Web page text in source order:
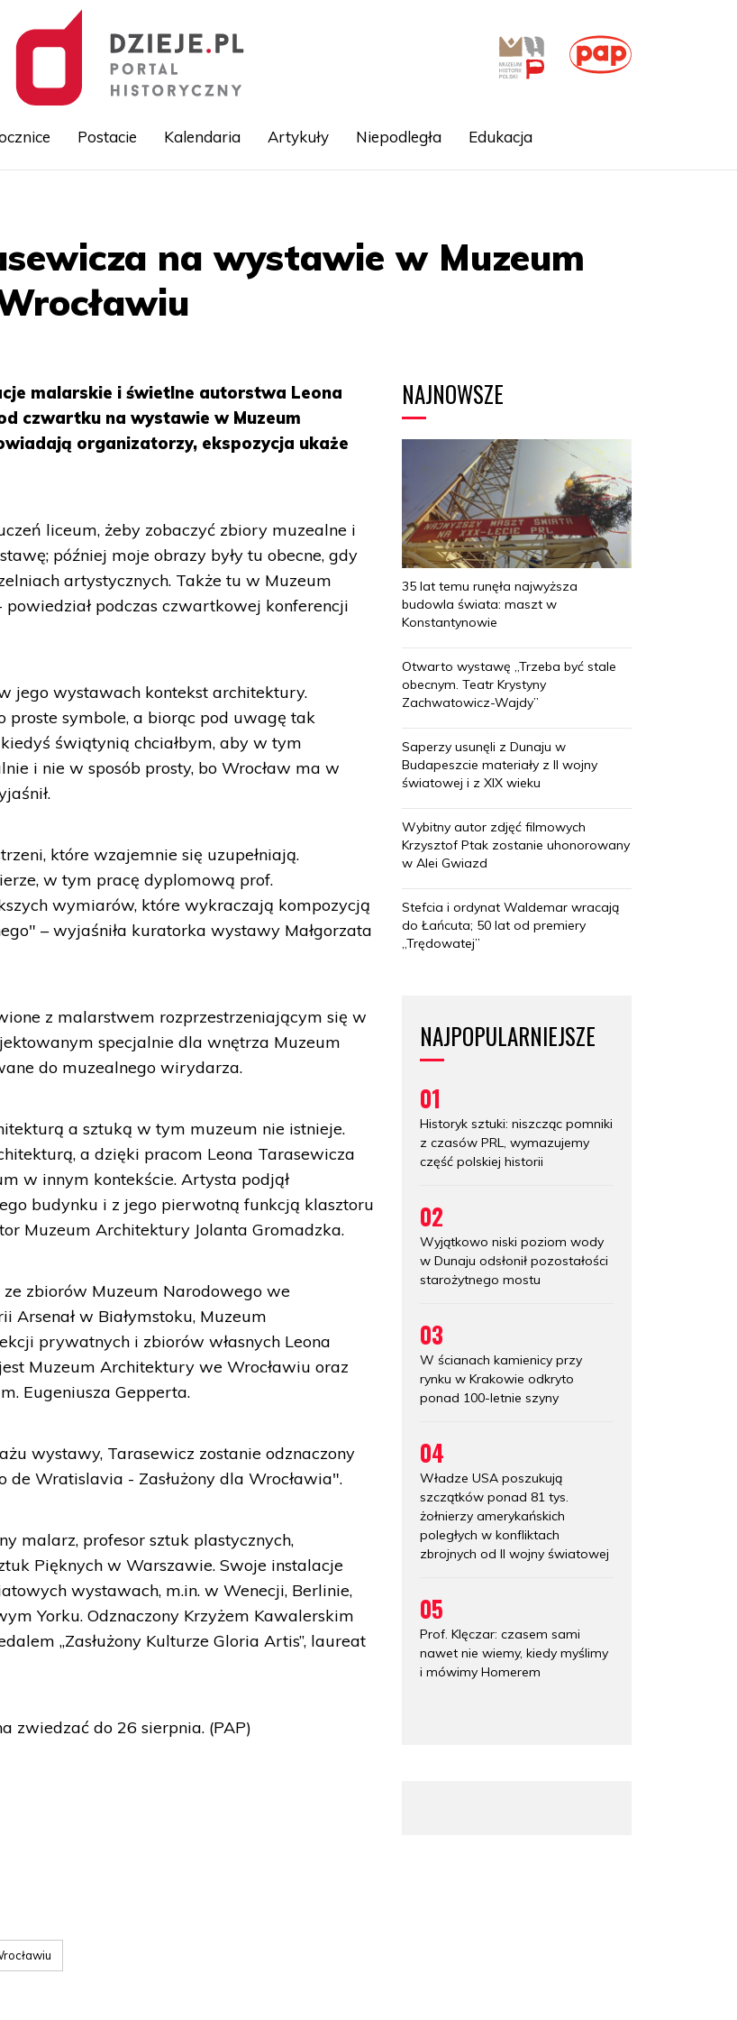
Postacie Kalendaria Artykuły Niepodległa Edukacja
na wystawie w Muzeum
malarskie i świetlne autorstwa Leona
czwartku na wystawie w Muzeum
organizatorzy, ekspozycja ukaże
liceum, żeby zobaczyć zbiory muzealne i
później moje obrazy były tu obecne, gdy
artystycznych. Także tu w Muzeum
podczas czwartkowej konferencji
jego wystawach kontekst architektury.
proste symbole, a biorąc pod uwagę tak
świątynią chciałbym, aby w tym
i nie w sposób prosty, bo Wrocław ma w
które wzajemnie się uzupełniają.
w tym pracę dyplomową prof.
wymiarów, które wykraczają kompozycją
– wyjaśniła kuratorka wystawy Małgorzata
z malarstwem rozprzestrzeniającym się w
specjalnie dla wnętrza Muzeum
do muzealnego wirydarza.
a sztuką w tym muzeum nie istnieje.
a dzięki pracom Leona Tarasewicza
w innym kontekście. Artysta podjął
budynku i z jego pierwotną funkcją klasztoru
Muzeum Architektury Jolanta Gromadzka.
zbiorów Muzeum Narodowego we
Arsenał w Białymstoku, Muzeum
prywatnych i zbiorów własnych Leona
Muzeum Architektury we Wrocławiu oraz
Eugeniusza Gepperta.
wystawy, Tarasewicz zostanie odznaczony
Wratislavia - Zasłużony dla Wrocławia".
malarz, profesor sztuk plastycznych,
Pięknych w Warszawie. Swoje instalacje
wystawach, m.in. w Wenecji, Berlinie,
Yorku. Odznaczony Krzyżem Kawalerskim
„Zasłużony Kulturze Gloria Artis”, laureat
zwiedzać do 26 sierpnia. (PAP)
NAJNOWSZE
35 lat temu runęła najwyższa
budowla świata: maszt w
Konstantynowie
Otwarto wystawę „Trzeba być stale
obecnym. Teatr Krystyny
Zachwatowicz-Wajdy”
Saperzy usunęli z Dunaju w
Budapeszcie materiały z II wojny
światowej i z XIX wieku
Wybitny autor zdjęć filmowych
Krzysztof Ptak zostanie uhonorowany
w Alei Gwiazd
Stefcia i ordynat Waldemar wracają
do Łańcuta; 50 lat od premiery
„Trędowatej”
NAJPOPULARNIEJSZE
01
Historyk sztuki: niszcząc pomniki
z czasów PRL, wymazujemy
część polskiej historii
02
Wyjątkowo niski poziom wody
w Dunaju odsłonił pozostałości
starożytnego mostu
03
W ścianach kamienicy przy
rynku w Krakowie odkryto
ponad 100-letnie szyny
04
Władze USA poszukują
szczątków ponad 81 tys.
żołnierzy amerykańskich
poległych w konfliktach
zbrojnych od II wojny światowej
05
Prof. Klęczar: czasem sami
nawet nie wiemy, kiedy myślimy
i mówimy Homerem